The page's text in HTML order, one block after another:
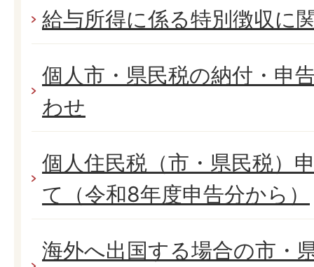
給与所得に係る特別徴収に
個人市・県民税の納付・申
わせ
個人住民税（市・県民税）
て（令和8年度申告分から）
海外へ出国する場合の市・